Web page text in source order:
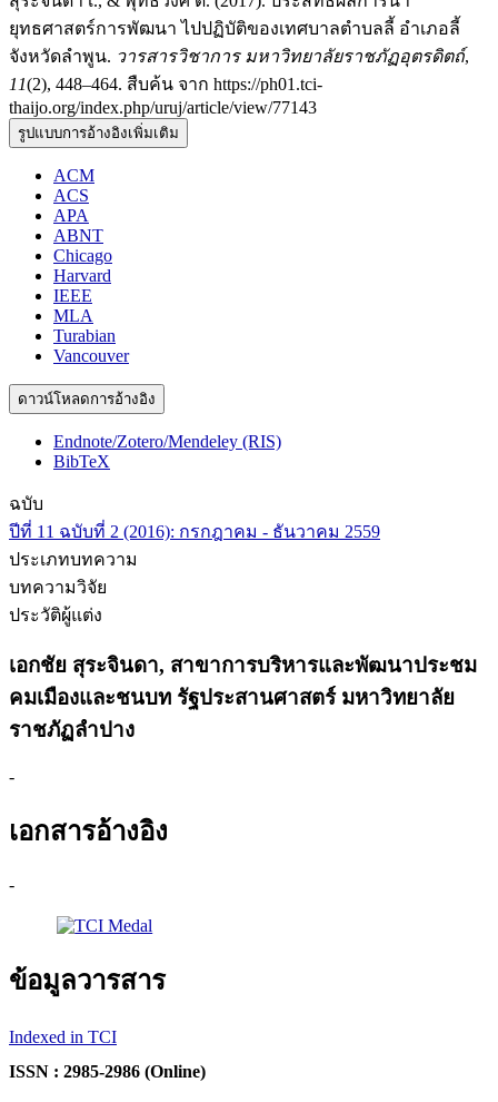
ยุทธศาสตร์การพัฒนา ไปปฏิบัติของเทศบาลตำบลลี้ อำเภอลี้
จังหวัดลำพูน. วารสารวิชาการ มหาวิทยาลัยราชภัฏอุตรดิตถ์,
11(2), 448–464. สืบค้น จาก https://ph01.tci-
thaijo.org/index.php/uruj/article/view/77143
รูปแบบการอ้างอิงเพิ่มเติม
ACM
ACS
APA
ABNT
Chicago
Harvard
IEEE
MLA
Turabian
Vancouver
ดาวน์โหลดการอ้างอิง
Endnote/Zotero/Mendeley (RIS)
BibTeX
ฉบับ
ปีที่ 11 ฉบับที่ 2 (2016): กรกฎาคม - ธันวาคม 2559
ประเภทบทความ
บทความวิจัย
ประวัติผู้แต่ง
เอกชัย สุระจินดา, สาขาการบริหารและพัฒนาประชม
คมเมืองและชนบท รัฐประสานศาสตร์ มหาวิทยาลัย
ราชภัฏลำปาง
-
เอกสารอ้างอิง
-
ข้อมูลวารสาร
Indexed in TCI
ISSN : 2985-2986 (Online)